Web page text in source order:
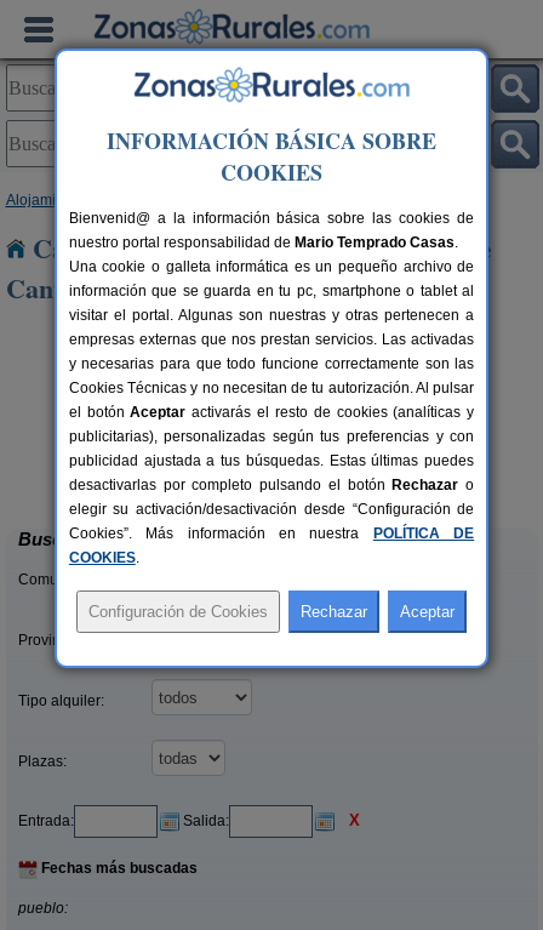
Alojamientos
Casas Rurales cerca de San Salvador de
Cantamuda
10+1 pers.
desde30 €
Casa Calderón II
Brañosera (Palencia)
Buscar
Comunidades:
Provincias/Islas:
Tipo alquiler:
Plazas:
Entrada: Salida: X
Fechas más buscadas
pueblo:
INFORMACIÓN BÁSICA SOBRE
COOKIES
Bienvenid@ a la información básica sobre las cookies de
nuestro portal responsabilidad de Mario Temprado Casas.
Una cookie o galleta informática es un pequeño archivo de
información que se guarda en tu pc, smartphone o tablet al
visitar el portal. Algunas son nuestras y otras pertenecen a
empresas externas que nos prestan servicios. Las activadas
y necesarias para que todo funcione correctamente son las
Cookies Técnicas y no necesitan de tu autorización. Al pulsar
el botónAceptar activarás el resto de cookies (analíticas y
publicitarias), personalizadas según tus preferencias y con
publicidad ajustada a tus búsquedas. Estas últimas puedes
desactivarlas por completo pulsando el botón Rechazar o
elegir su activación/desactivación desde “Configuración de
Cookies”. Más información en nuestra
POLÍTICA DE
COOKIES.